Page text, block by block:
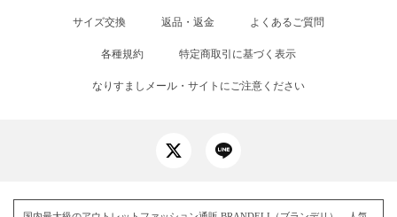
サイズ交換 返品・返金 よくあるご質問
各種規約 特定商取引に基づく表示
なりすましメール・サイトにご注意ください